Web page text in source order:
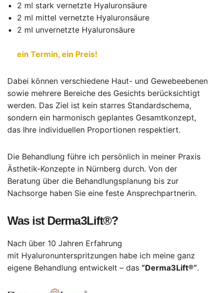
2 ml stark vernetzte Hyaluronsäure
2 ml mittel vernetzte Hyaluronsäure
2 ml unvernetzte Hyaluronsäure
ein Termin, ein Preis!
Dabei können verschiedene Haut- und Gewebeebenen
sowie mehrere Bereiche des Gesichts berücksichtigt
werden. Das Ziel ist kein starres Standardschema,
sondern ein harmonisch geplantes Gesamtkonzept,
das Ihre individuellen Proportionen respektiert.
Die Behandlung führe ich persönlich in meiner Praxis
Ästhetik-Konzepte in Nürnberg durch. Von der
Beratung über die Behandlungsplanung bis zur
Nachsorge haben Sie eine feste Ansprechpartnerin.
Was ist Derma3Lift®?
Nach über 10 Jahren Erfahrung
mit Hyaluronunterspritzungen habe ich meine ganz
eigene Behandlung entwickelt – das “Derma3Lift®”.